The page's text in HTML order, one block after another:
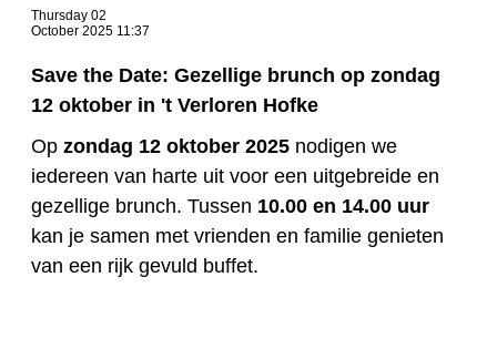
Thursday 02
October 2025 11:37
Save the Date: Gezellige brunch op zondag
12 oktober in 't Verloren Hofke
Op zondag 12 oktober 2025 nodigen we
iedereen van harte uit voor een uitgebreide en
gezellige brunch. Tussen 10.00 en 14.00 uur
kan je samen met vrienden en familie genieten
van een rijk gevuld buffet.